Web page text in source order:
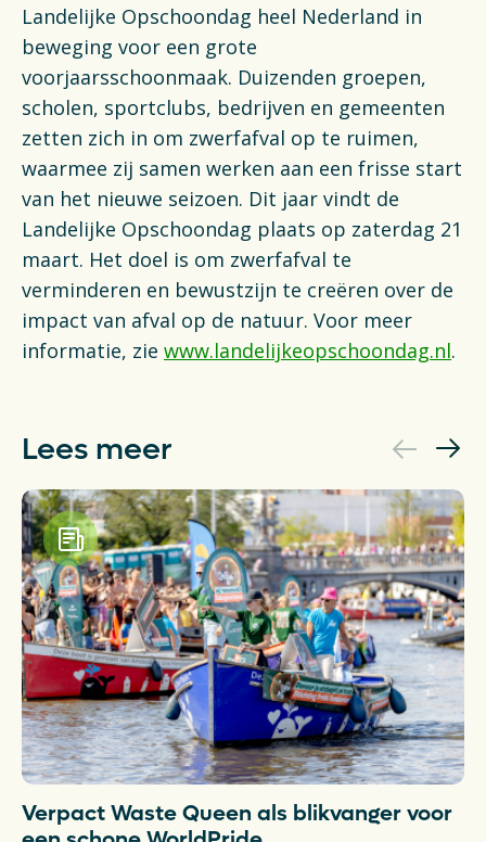
Landelijke Opschoondag heel Nederland in
beweging voor een grote
voorjaarsschoonmaak. Duizenden groepen,
scholen, sportclubs, bedrijven en gemeenten
zetten zich in om zwerfafval op te ruimen,
waarmee zij samen werken aan een frisse start
van het nieuwe seizoen. Dit jaar vindt de
Landelijke Opschoondag plaats op zaterdag 21
maart. Het doel is om zwerfafval te
verminderen en bewustzijn te creëren over de
impact van afval op de natuur. Voor meer
informatie, zie www.landelijkeopschoondag.nl.
Lees meer
Verpact Waste Queen als blikvanger voor